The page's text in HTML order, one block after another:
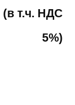
(в т.ч. НДС
5%)